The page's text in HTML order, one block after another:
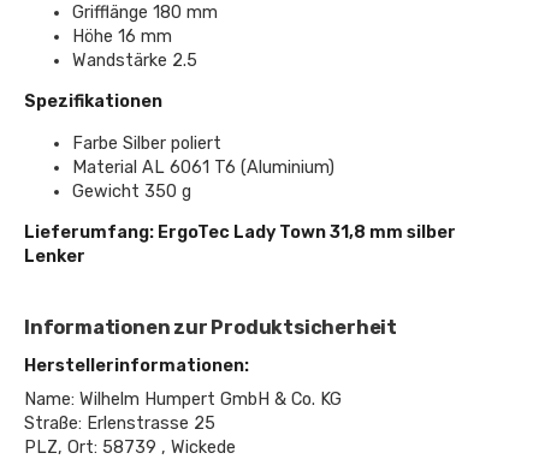
Grifflänge 180 mm
Höhe 16 mm
Wandstärke 2.5
Spezifikationen
Farbe Silber poliert
Material AL 6061 T6 (Aluminium)
Gewicht 350 g
Lieferumfang: ErgoTec Lady Town 31,8 mm silber
Lenker
Informationen zur Produktsicherheit
Herstellerinformationen:
Name: Wilhelm Humpert GmbH & Co. KG
Straße: Erlenstrasse 25
PLZ, Ort: 58739 , Wickede